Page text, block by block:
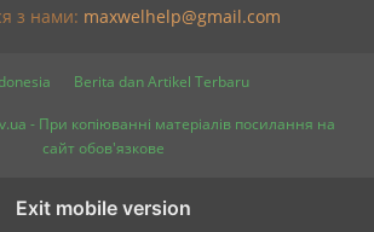
з нами: maxwelhelp@gmail.com
Berita dan Artikel Terbaru
- При копіюванні матеріалів посилання на
сайт обов'язкове
Exit mobile version